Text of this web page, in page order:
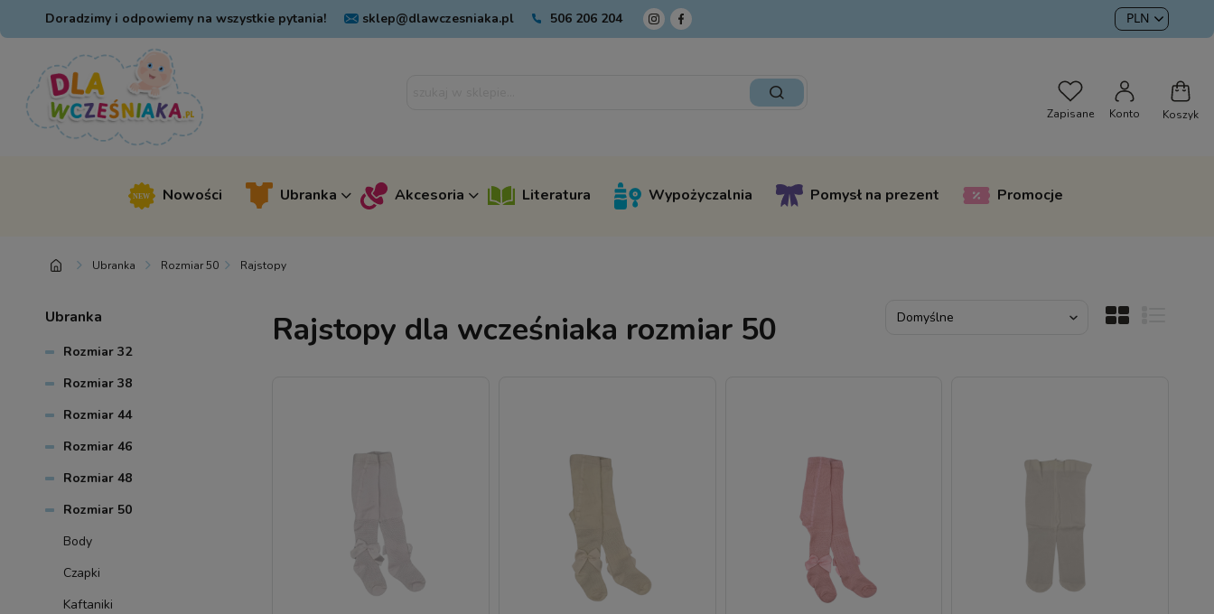
Doradzimy i odpowiemy na wszystkie pytania! sklep@dlawczesniaka.pl 506 206 204
Nowości Ubranka Akcesoria Literatura Wypożyczalnia Pomysł na prezent Promocje
Ubranka Rozmiar 50 Rajstopy
Ubranka
Rozmiar 32
Rozmiar 38
Rozmiar 44
Rozmiar 46
Rozmiar 48
Rozmiar 50
Body
Czapki
Kaftaniki
Rajstopy dla wcześniaka rozmiar 50